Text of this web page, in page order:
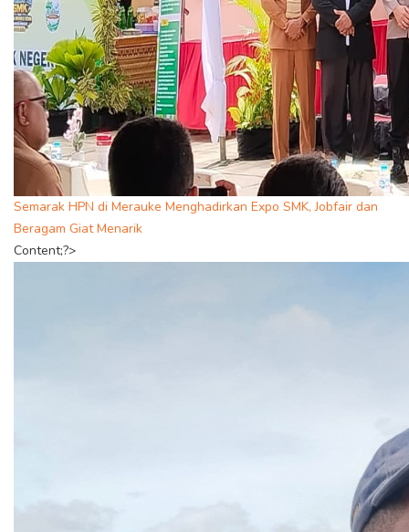
Semarak HPN di Merauke Menghadirkan Expo SMK, Jobfair dan
Beragam Giat Menarik
Content;?>